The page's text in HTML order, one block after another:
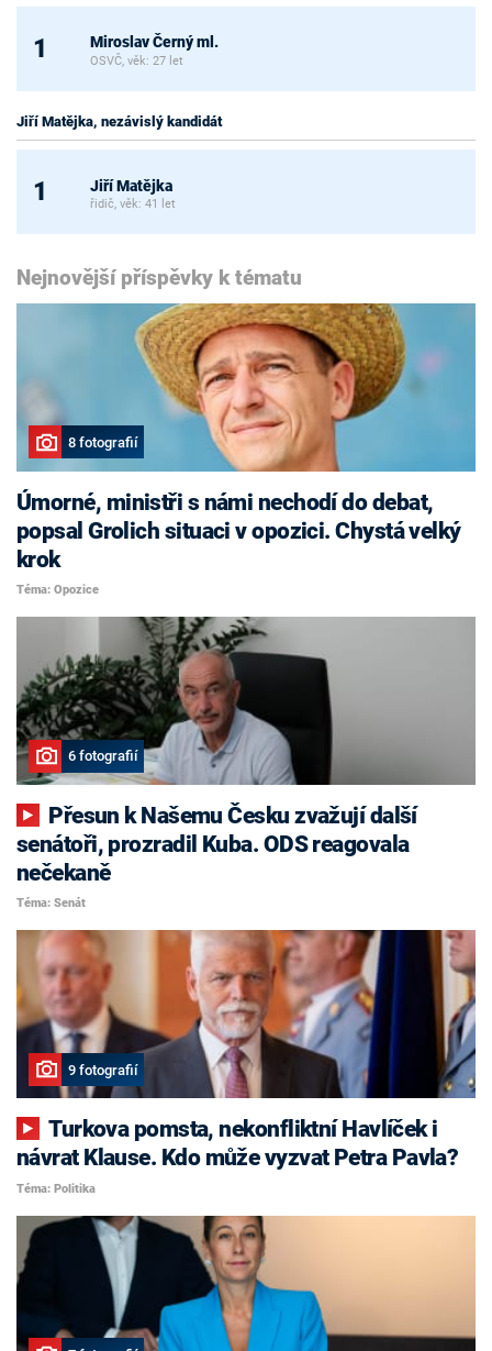
1 Miroslav Černý ml.
OSVČ, věk: 27 let
Jiří Matějka, nezávislý kandidát
1 Jiří Matějka
řidič, věk: 41 let
Nejnovější příspěvky k tématu
8 fotografií
Úmorné, ministři s námi nechodí do debat,
popsal Grolich situaci v opozici. Chystá velký
krok
Téma: Opozice
6 fotografií
senátoři, prozradil Kuba. ODS reagovala
nečekaně
Téma: Senát
9 fotografií
Turkova pomsta, nekonfliktní Havlíček i
návrat Klause. Kdo může vyzvat Petra Pavla?
Téma: Politika